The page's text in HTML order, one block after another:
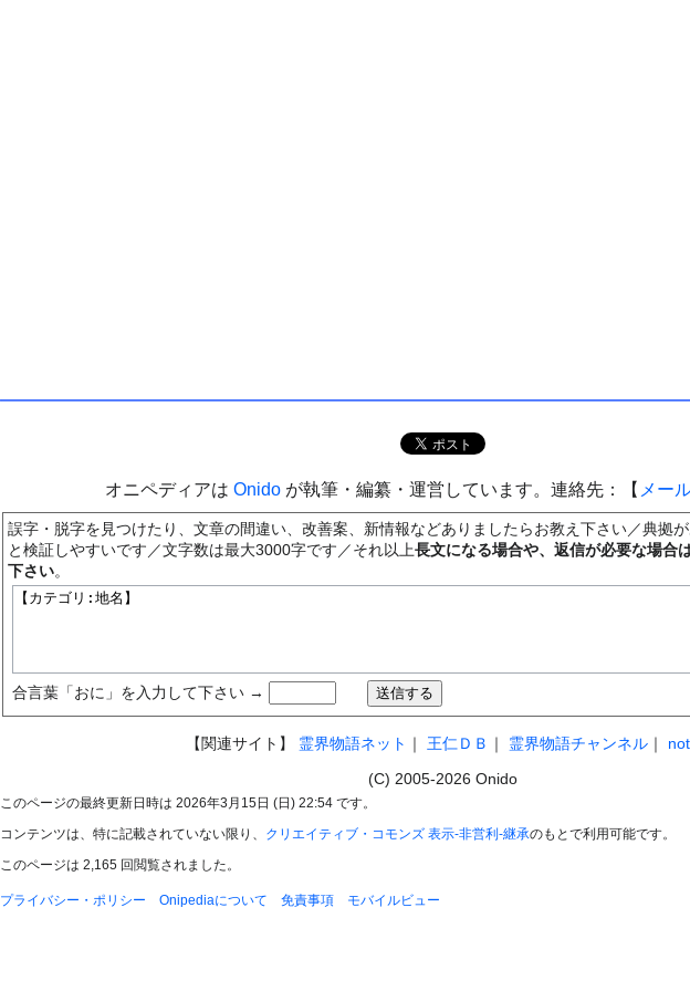
オニペディアは Onidoが執筆・編纂・運営しています。連絡先：【 メー
誤字・脱字を見つけたり、文章の間違い、改善案、新情報などありましたらお教え下さい／典拠
と検証しやすいです／文字数は最大3000字です／それ以上長文になる場合や、返信が必要な場合
下さい。
合言葉「おに」を入力して下さい →
【関連サイト】 霊界物語ネット ｜ 王仁ＤＢ ｜ 霊界物語チャンネル ｜
(C) 2005-2026 Onido
このページの最終更新日時は 2026年3月15日 (日) 22:54 です。
コンテンツは、特に記載されていない限り、 クリエイティブ・コモンズ 表示-非営利-継承のもとで利用可能です。
このページは 2,165 回閲覧されました。
プライバシー・ポリシー Onipediaについて 免責事項 モバイルビュー